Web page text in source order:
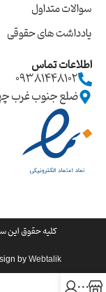
سوالات متداول
یادداشت های حقوقی
اطلاعات تماس
09381448102
ضلع جنوب غرب چهار
کليه حقوق اين
by Webtalik